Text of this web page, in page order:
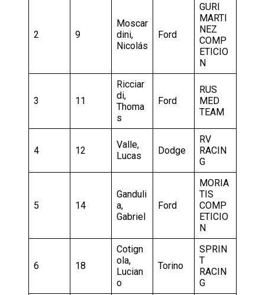
2 9
Moscar
dini,
Nicolás
Ford
GURI
MARTI
NEZ
COMP
ETICIO
N
3 11
Ricciar
di,
Thoma
s
Ford
RUS
MED
TEAM
4 12
Valle,
Lucas
Dodge
RV
RACIN
G
5 14
Ganduli
a,
Gabriel
Ford
MORIA
TIS
COMP
ETICIO
N
6 18
Cotign
ola,
Lucian
o
Torino
SPRIN
T
RACIN
G